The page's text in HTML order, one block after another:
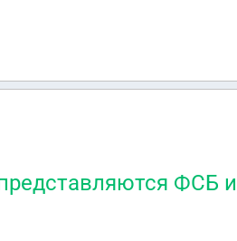
ФСБ